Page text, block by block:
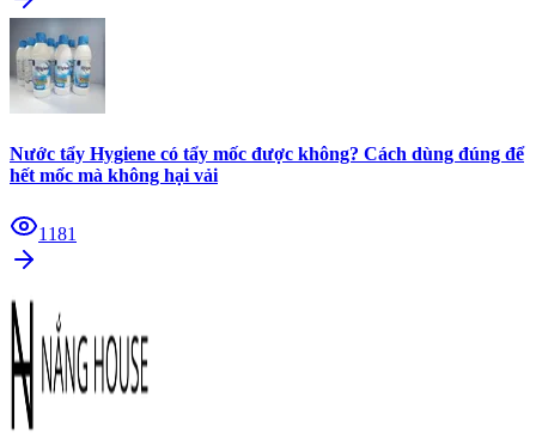
Nước tẩy Hygiene có tẩy mốc được không? Cách dùng đúng để
hết mốc mà không hại vải
1181